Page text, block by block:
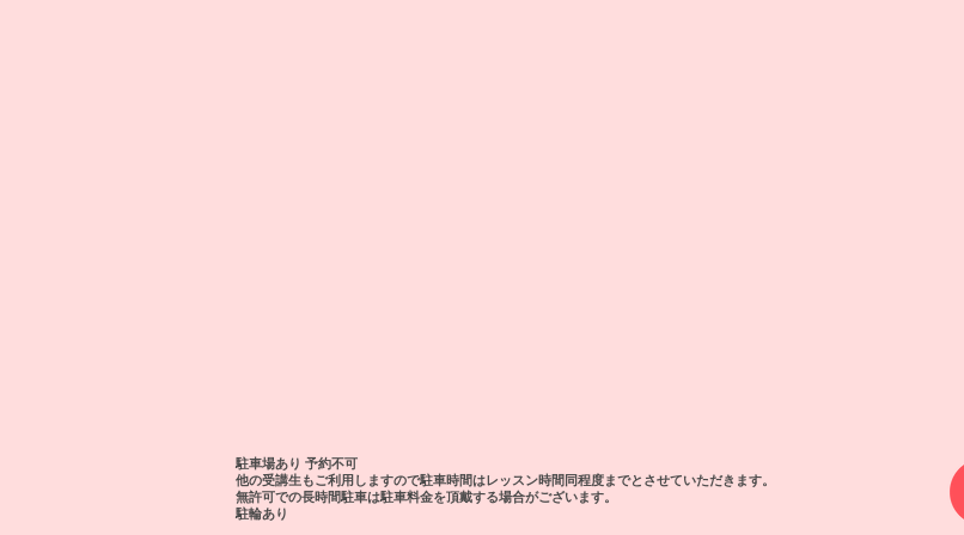
駐車場あり 予約不可
​他の受講生もご利用しますので駐車時間はレッスン時間同程度までとさせていただきます。
​無許可での長時間駐車は駐車料金を頂戴する場合がございます。
駐輪あり